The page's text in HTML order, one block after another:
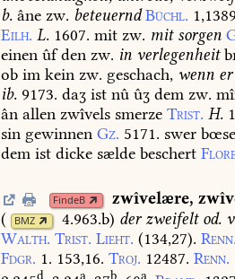
stf.
b. âne zw. beteuernd Büchl.
Eilh. L. 1607. mit zw. mitsorgen
einen ûfden zw. in verlegenheit
ob im kein zw. geschach, wenn er
ib. 9173. daʒ ist nû ûʒ dem zw.
ân allen zwîvels smerze Trist. H.
sin gewinnen Gz. 5171. swer
dem ist dicke sælde beschert
FindeB zwîvelære,
(
BMZ 4.963.b) derzweifeltod.
Walth. Trist. Lieht. (134,27).
Fdgr. 1. 153,16. Troj. 12487. Renn.